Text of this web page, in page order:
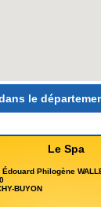
le
Le Spa
Édouard Philogène
BUYON